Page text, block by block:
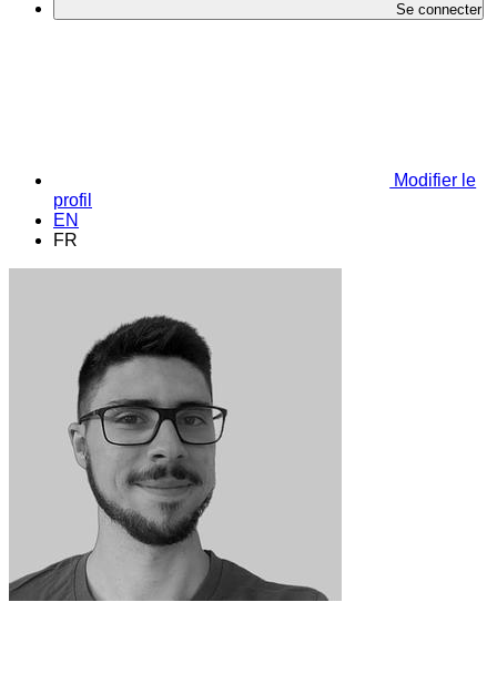
Se connecter
Modifier le
profil
EN
FR